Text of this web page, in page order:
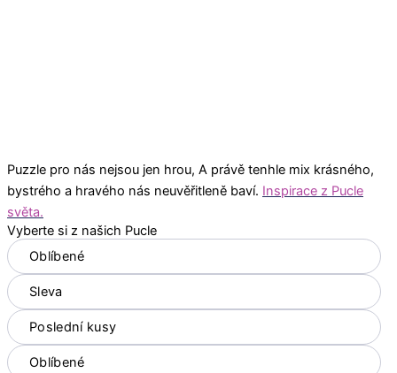
Puzzle pro nás nejsou jen hrou, A právě tenhle mix krásného,
bystrého a hravého nás neuvěřitleně baví. Inspirace z Pucle
světa.
Vyberte si z našich Pucle
Oblíbené
Sleva
Poslední kusy
Oblíbené